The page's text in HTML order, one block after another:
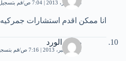
24 أكتوبر، 2013 | 7:04 ص قم
انا ممكن اقدم استشارات
رحيق الورد
21 ديسمبر، 2013 | 7:16 ص قم